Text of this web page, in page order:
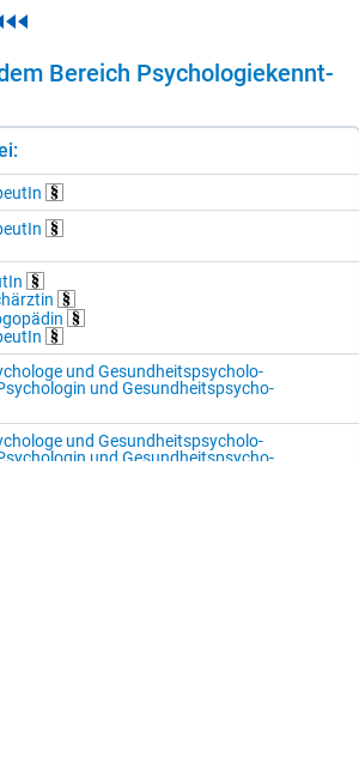
Be­reich Psy­cho­lo­gie­kennt­
und Ge­sund­heits­psy­cho­lo­
und Ge­sund­heits­psy­cho­
und Ge­sund­heits­psy­cho­lo­
und Ge­sund­heits­psy­cho­